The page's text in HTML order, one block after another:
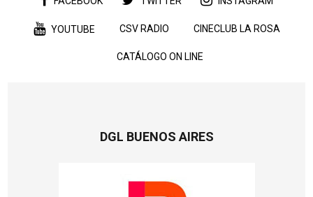
YOUTUBE CSV RADIO CINECLUB LA ROSA
CATÁLOGO ON LINE
DGL BUENOS AIRES